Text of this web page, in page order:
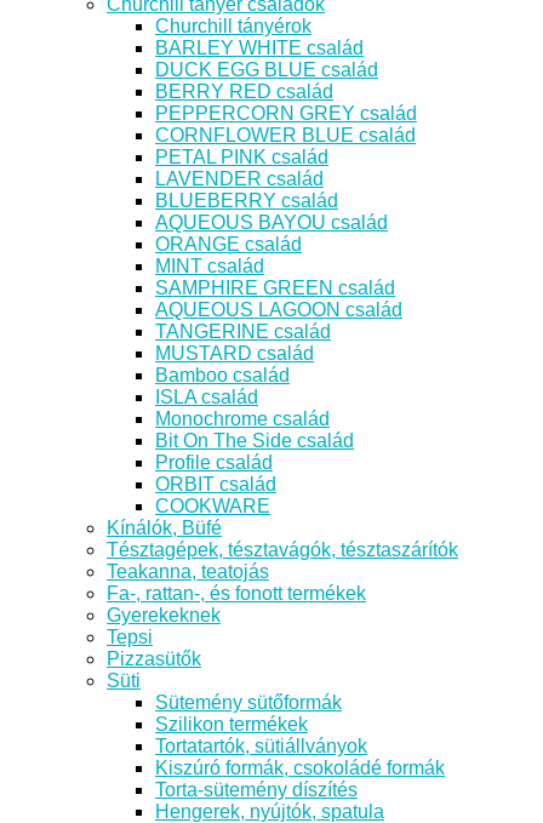
Churchill tányérok
BARLEY WHITE család
DUCK EGG BLUE család
BERRY RED család
PEPPERCORN GREY család
CORNFLOWER BLUE család
PETAL PINK család
LAVENDER család
BLUEBERRY család
AQUEOUS BAYOU család
ORANGE család
MINT család
SAMPHIRE GREEN család
AQUEOUS LAGOON család
TANGERINE család
MUSTARD család
Bamboo család
ISLA család
Monochrome család
Bit On The Side család
Profile család
ORBIT család
COOKWARE
Kínálók, Büfé
Tésztagépek, tésztavágók, tésztaszárítók
Teakanna, teatojás
Fa-, rattan-, és fonott termékek
Gyerekeknek
Tepsi
Pizzasütők
Süti
Sütemény sütőformák
Szilikon termékek
Tortatartók, sütiállványok
Kiszúró formák, csokoládé formák
Torta-sütemény díszítés
Hengerek, nyújtók, spatula